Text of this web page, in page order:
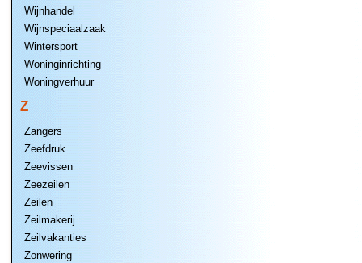
Wijnhandel
Wijnspeciaalzaak
Wintersport
Woninginrichting
Woningverhuur
Z
Zangers
Zeefdruk
Zeevissen
Zeezeilen
Zeilen
Zeilmakerij
Zeilvakanties
Zonwering